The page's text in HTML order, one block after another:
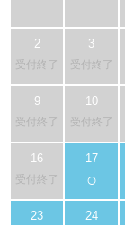
受付終了 受付終了
受付終了 受付終了
受付終了 ○